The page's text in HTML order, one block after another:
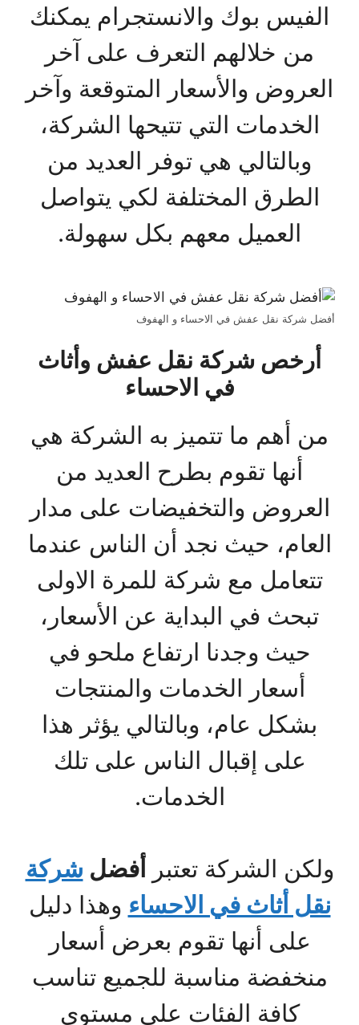
الفيس بوك والانستجرام يمكنك
من خلالهم التعرف على آخر
العروض والأسعار المتوقعة وآخر
الخدمات التي تتيحها الشركة،
وبالتالي هي توفر العديد من
الطرق المختلفة لكي يتواصل
العميل معهم بكل سهولة.
أفضل شركة نقل عفش في الاحساء و الهفوف
أرخص شركة نقل عفش وأثاث
في الاحساء
من أهم ما تتميز به الشركة هي
أنها تقوم بطرح العديد من
العروض والتخفيضات على مدار
العام، حيث نجد أن الناس عندما
تتعامل مع شركة للمرة الاولى
تبحث في البداية عن الأسعار،
حيث وجدنا ارتفاع ملحو في
أسعار الخدمات والمنتجات
بشكل عام، وبالتالي يؤثر هذا
على إقبال الناس على تلك
الخدمات.
ولكن الشركة تعتبر أفضل شركة
نقل أثاث في الاحساء وهذا دليل
على أنها تقوم بعرض أسعار
منخفضة مناسبة للجميع تناسب
كافة الفئات على مستوى